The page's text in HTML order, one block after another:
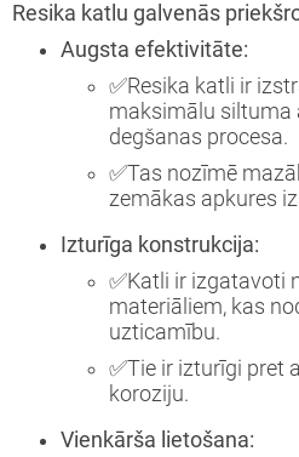
Resika katlu galvenās
Augsta efektivitāte:
✅Resika katli ir
maksimālu siltuma
degšanas procesa.
✅Tas nozīmē
zemākas apkures
Izturīga konstrukcija:
✅Katli ir izgatavoti
materiāliem, kas
uzticamību.
✅Tie ir izturīgi pret
koroziju.
Vienkārša lietošana: